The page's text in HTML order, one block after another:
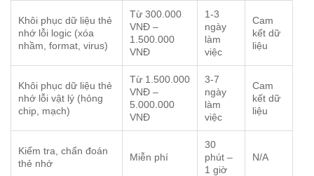
Khôi phục dữ liệu thẻ
nhớ lỗi logic (xóa
nhầm, format, virus)
Từ 300.000
VNĐ –
1.500.000
VNĐ
1-3
ngày
làm
việc
Cam
kết dữ
liệu
Khôi phục dữ liệu thẻ
nhớ lỗi vật lý (hỏng
chip, mạch)
Từ 1.500.000
VNĐ –
5.000.000
VNĐ
3-7
ngày
làm
việc
Cam
kết dữ
liệu
Kiểm tra, chẩn đoán
thẻ nhớ
Miễn phí
30
phút –
1 giờ
N/A